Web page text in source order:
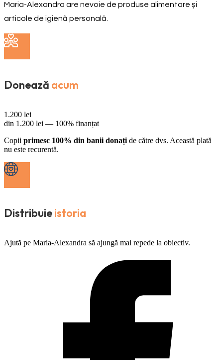
Maria-Alexandra are nevoie de produse alimentare și
articole de igienă personală.
Donează acum
1.200 lei
din 1.200 lei — 100% finanțat
Copii primesc 100% din banii donați de către dvs. Această plată
nu este recurentă.
Distribuieistoria
Ajută pe Maria-Alexandra să ajungă mai repede la obiectiv.